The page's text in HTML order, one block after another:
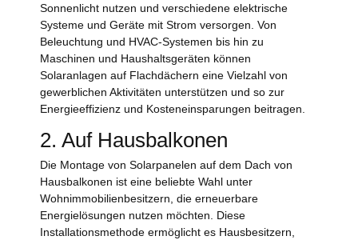
Sonnenlicht nutzen und verschiedene elektrische
Systeme und Geräte mit Strom versorgen. Von
Beleuchtung und HVAC-Systemen bis hin zu
Maschinen und Haushaltsgeräten können
Solaranlagen auf Flachdächern eine Vielzahl von
gewerblichen Aktivitäten unterstützen und so zur
Energieeffizienz und Kosteneinsparungen beitragen.
2. Auf Hausbalkonen
Die Montage von Solarpanelen auf dem Dach von
Hausbalkonen ist eine beliebte Wahl unter
Wohnimmobilienbesitzern, die erneuerbare
Energielösungen nutzen möchten. Diese
Installationsmethode ermöglicht es Hausbesitzern,